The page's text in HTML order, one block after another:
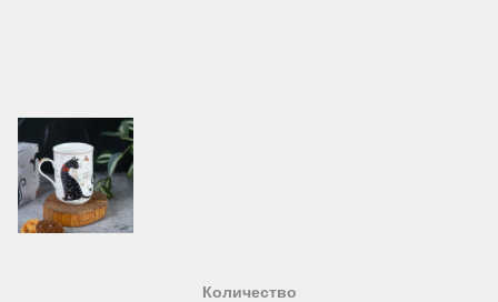
Количество